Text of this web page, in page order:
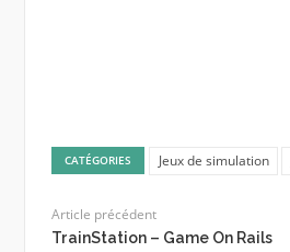
CATÉGORIES Jeux de simulation
Article précédent
TrainStation – Game On Rails